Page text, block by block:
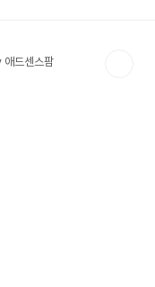
드센스팜